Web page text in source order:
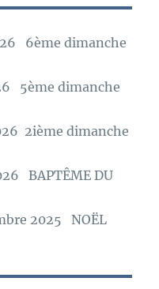
6ème dimanche
5ème dimanche
2ième dimanche
BAPTÊME DU
2025 NOËL